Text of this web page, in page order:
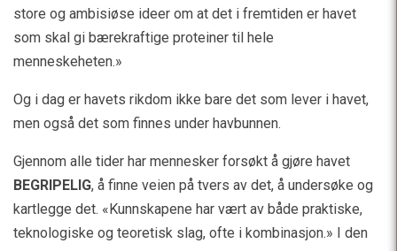
store og ambisiøse ideer om at det i fremtiden er havet
som skal gi bærekraftige proteiner til hele
menneskeheten.»
Og i dag er havets rikdom ikke bare det som lever i havet,
men også det som finnes under havbunnen.
Gjennom alle tider har mennesker forsøkt å gjøre havet
BEGRIPELIG, å finne veien på tvers av det, å undersøke og
kartlegge det. «Kunnskapene har vært av både praktiske,
teknologiske og teoretisk slag, ofte i kombinasjon.» I den